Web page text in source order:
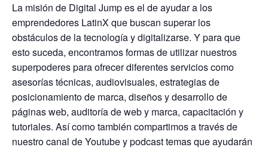
La misión de Digital Jump es el de ayudar a los
emprendedores LatinX que buscan superar los
obstáculos de la tecnología y digitalizarse. Y para que
esto suceda, encontramos formas de utilizar nuestros
superpoderes para ofrecer diferentes servicios como
asesorías técnicas, audiovisuales, estrategias de
posicionamiento de marca, diseños y desarrollo de
páginas web, auditoría de web y marca, capacitación y
tutoriales. Así como también compartimos a través de
nuestro canal de Youtube y podcast temas que ayudarán